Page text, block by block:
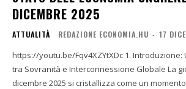
DICEMBRE 2025
ATTUALITÀ REDAZIONE ECONOMIA.HU - 17
https://youtu.be/Fqv4XZYtXDc 1. Introduzione: Un Crocevia Storico
tra Sovranità e Interconnessione Globale La giornata del 17
dicembre 2025 si cristallizza come un